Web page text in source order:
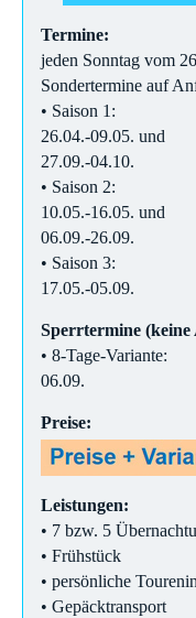
Termine:
jeden Sonntag vom
Sondertermine auf
• Saison 1:
26.04.-09.05. und
27.09.-04.10.
• Saison 2:
10.05.-16.05. und
06.09.-26.09.
• Saison 3:
17.05.-05.09.
Sperrtermine (keine
• 8-Tage-Variante:
06.09.
Preise:
Leistungen:
• 7 bzw. 5
• Frühstück
• persönliche
• Gepäcktransport